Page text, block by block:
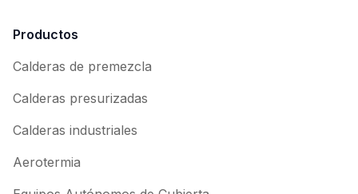
Productos
Calderas de premezcla
Calderas presurizadas
Calderas industriales
Aerotermia